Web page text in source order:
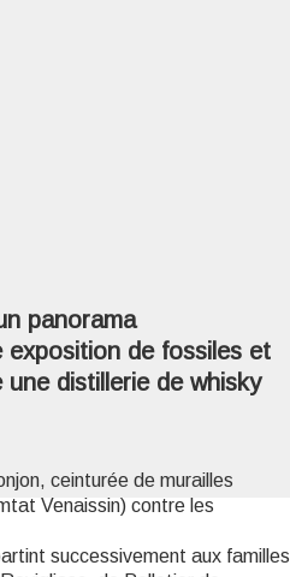
panorama
de fossiles et
distillerie de whisky
ceinturée de murailles
Venaissin) contre les
successivement aux familles